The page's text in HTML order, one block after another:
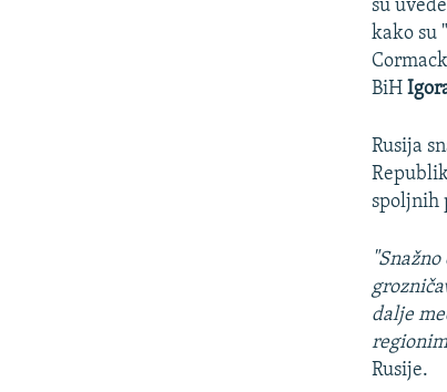
su
kako su
BiH
Rusija
spoljnih
dalje
Rusije.